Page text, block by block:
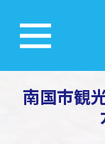
南国市観